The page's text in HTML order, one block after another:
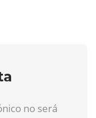
no será